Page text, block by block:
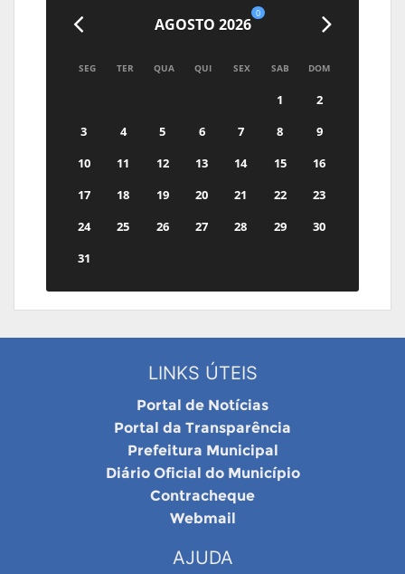
AGOSTO 2026
0
SEG TER QUA QUI SEX SAB DOM
1
2
3
4 5 6 7 8
9
10
11 12 13 14 15
16
17
18 19 20 21 22
23
24
25 26 27 28 29
30
31
LINKS ÚTEIS
Portal de Notícias
Portal da Transparência
Prefeitura Municipal
Diário Oficial do Município
Contracheque
Webmail
AJUDA